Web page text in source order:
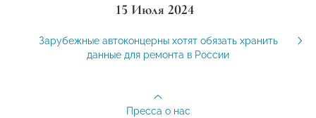
15 Июля 2024
Зарубежные автоконцерны хотят обязать хранить
данные для ремонта в России
Пресса о нас